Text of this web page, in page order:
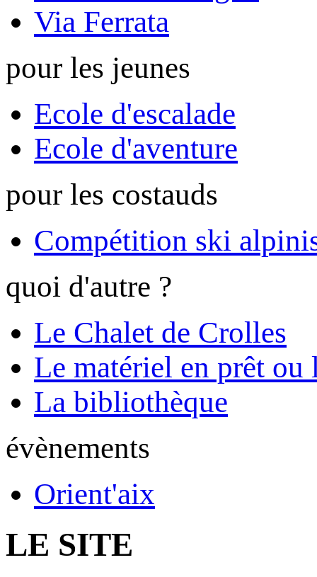
Via Ferrata
pour les jeunes
Ecole d'escalade
Ecole d'aventure
pour les costauds
Compétition ski
quoi d'autre ?
Le Chalet de Crolles
Le matériel en prêt ou
La bibliothèque
évènements
Orient'aix
LE SITE